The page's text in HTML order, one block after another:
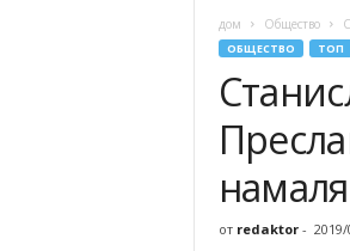
дом Общество
ОБЩЕСТВО ТОП
от redaktor-